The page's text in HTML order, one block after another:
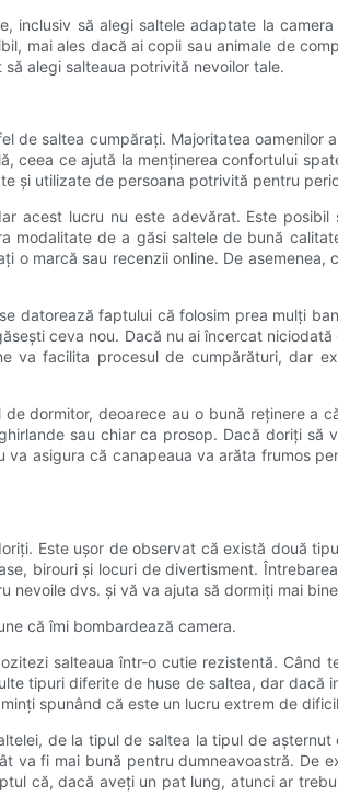
inclusiv să alegi saltele adaptate la
mai ales dacă ai copii sau animale de
alegi salteaua potrivită nevoilor tale.
de saltea cumpărați. Majoritatea
ceea ce ajută la menținerea confortului
și utilizate de persoana potrivită pentru
acest lucru nu este adevărat. Este
modalitate de a găsi saltele de bună
o marcă sau recenzii online. De
datorează faptului că folosim prea mulți
ceva nou. Dacă nu ai încercat
va facilita procesul de cumpărături, dar
dormitor, deoarece au o bună reținere a
sau chiar ca prosop. Dacă doriți
asigura că canapeaua va arăta frumos
Este ușor de observat că există două
birouri și locuri de divertisment.
nevoile dvs. și vă va ajuta să dormiți mai
că îmi bombardează camera.
salteaua într-o cutie rezistentă.
tipuri diferite de huse de saltea, dar
spunând că este un lucru extrem de
de la tipul de saltea la tipul de
va fi mai bună pentru dumneavoastră. De
că, dacă aveți un pat lung, atunci ar